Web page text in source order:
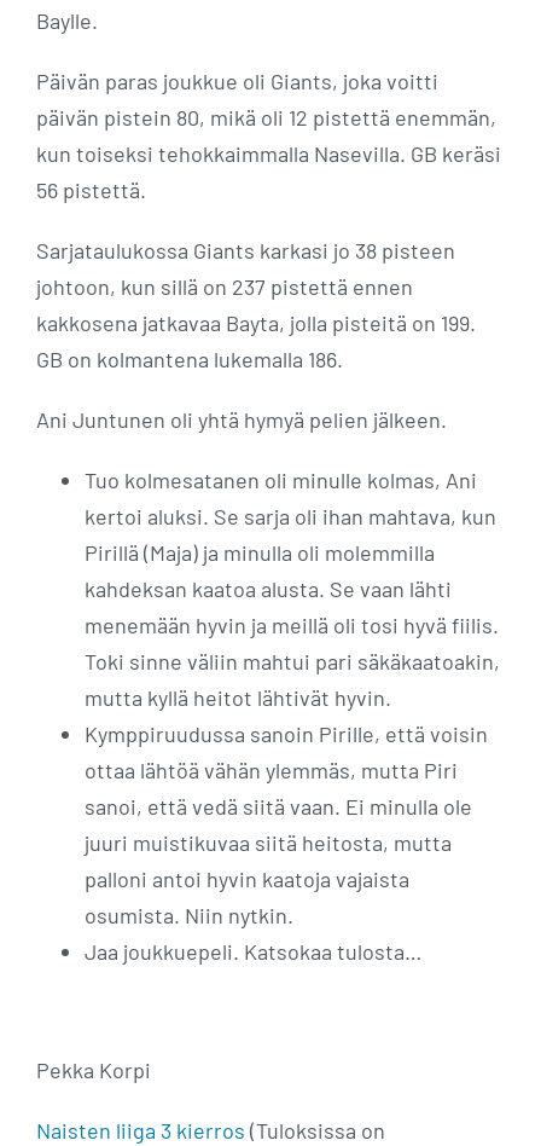
Baylle.
Päivän paras joukkue oli Giants, joka voitti
päivän pistein 80, mikä oli 12 pistettä enemmän,
kun toiseksi tehokkaimmalla Nasevilla. GB keräsi
56 pistettä.
Sarjataulukossa Giants karkasi jo 38 pisteen
johtoon, kun sillä on 237 pistettä ennen
kakkosena jatkavaa Bayta, jolla pisteitä on 199.
GB on kolmantena lukemalla 186.
Ani Juntunen oli yhtä hymyä pelien jälkeen.
Tuo kolmesatanen oli minulle kolmas, Ani
kertoi aluksi. Se sarja oli ihan mahtava, kun
Pirillä (Maja) ja minulla oli molemmilla
kahdeksan kaatoa alusta. Se vaan lähti
menemään hyvin ja meillä oli tosi hyvä fiilis.
Toki sinne väliin mahtui pari säkäkaatoakin,
mutta kyllä heitot lähtivät hyvin.
Kymppiruudussa sanoin Pirille, että voisin
ottaa lähtöä vähän ylemmäs, mutta Piri
sanoi, että vedä siitä vaan. Ei minulla ole
juuri muistikuvaa siitä heitosta, mutta
palloni antoi hyvin kaatoja vajaista
osumista. Niin nytkin.
Jaa joukkuepeli. Katsokaa tulosta…
Pekka Korpi
Naisten liiga 3 kierros (Tuloksissa on